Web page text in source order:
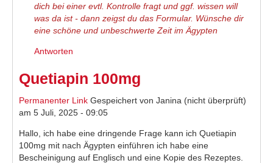
dich bei einer evtl. Kontrolle fragt und ggf. wissen will
was da ist - dann zeigst du das Formular. Wünsche dir
eine schöne und unbeschwerte Zeit im Ägypten
Antworten
Quetiapin 100mg
Permanenter Link Gespeichert von Janina (nicht überprüft)
am 5 Juli, 2025 - 09:05
Hallo, ich habe eine dringende Frage kann ich Quetiapin
100mg mit nach Ägypten einführen ich habe eine
Bescheinigung auf Englisch und eine Kopie des Rezeptes.